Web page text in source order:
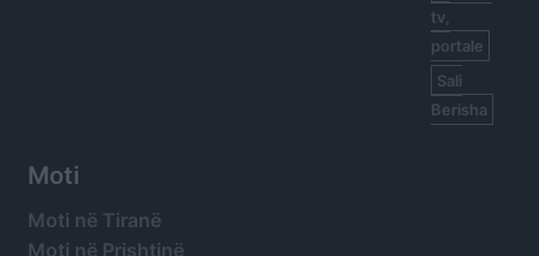
tv,
portale
Sali
Berisha
Moti
Moti në Tiranë
Moti në Prishtinë